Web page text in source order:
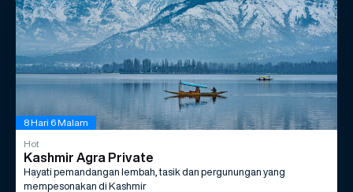
8 Hari 6 Malam
Hot
Kashmir Agra Private
Hayati pemandangan lembah, tasik dan pergunungan yang
mempesonakan di Kashmir